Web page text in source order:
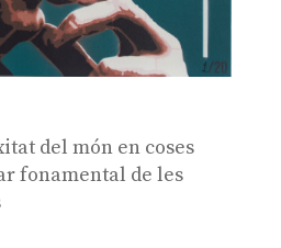
del món en coses
fonamental de les